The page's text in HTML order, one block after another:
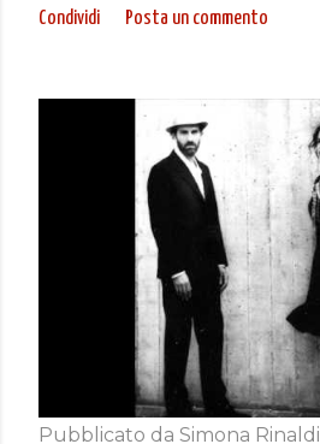
Condividi Posta un commento
Pubblicato da Simona Rinaldi